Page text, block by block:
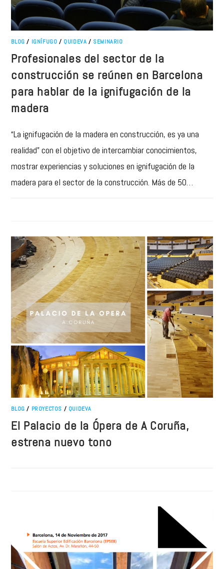
BLOG / IGNÍFUGO / QUIDEVA / SEMINARIO
Profesionales del sector de la
construcción se reúnen en Barcelona
para hablar de la ignifugación de la
madera
“La ignifugación de la madera en construcción, es ya una
realidad” con el objetivo de intercambiar conocimientos,
mostrar experiencias y soluciones en ignifugación de la
madera para el sector de la construcción. Más de 50…
BLOG / PROYECTOS / QUIDEVA
El Palacio de la Ópera de A Coruña,
estrena nuevo tono